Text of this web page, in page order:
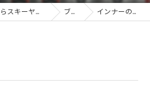
名古屋でスキーショップならスキーヤーズピットエリア1 ブログ インナーのヘタリ